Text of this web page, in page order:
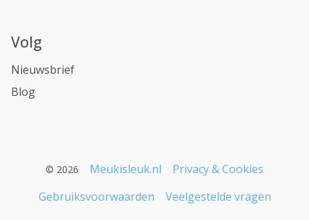
Volg
Nieuwsbrief
Blog
© 2026 Meukisleuk.nl
Privacy & Cookies
Gebruiksvoorwaarden
Veelgestelde vragen